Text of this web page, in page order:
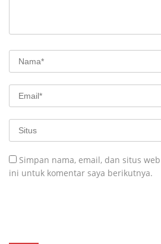
Simpan nama, email, dan situs
ini untuk komentar saya berikutnya.